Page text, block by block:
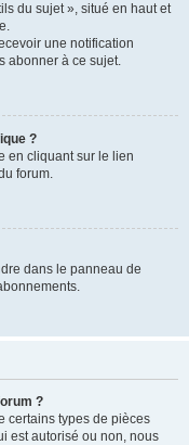
du sujet », situé en haut et
une notification
abonner à ce sujet.
?
en cliquant sur le lien
forum.
dans le panneau de
?
certains types de pièces
est autorisé ou non, nous